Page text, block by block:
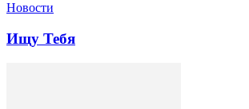
Новости
Ищу Тебя